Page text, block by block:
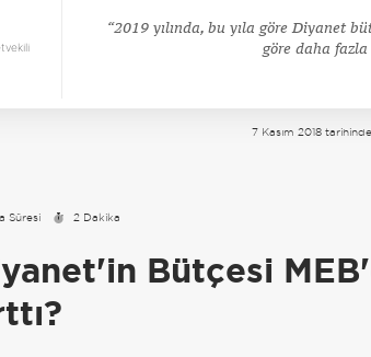
2019 yılında, bu yıla göre Diyanet
göre daha
7 Kasım 2018
Süresi 2 Dakika
Bütçesi